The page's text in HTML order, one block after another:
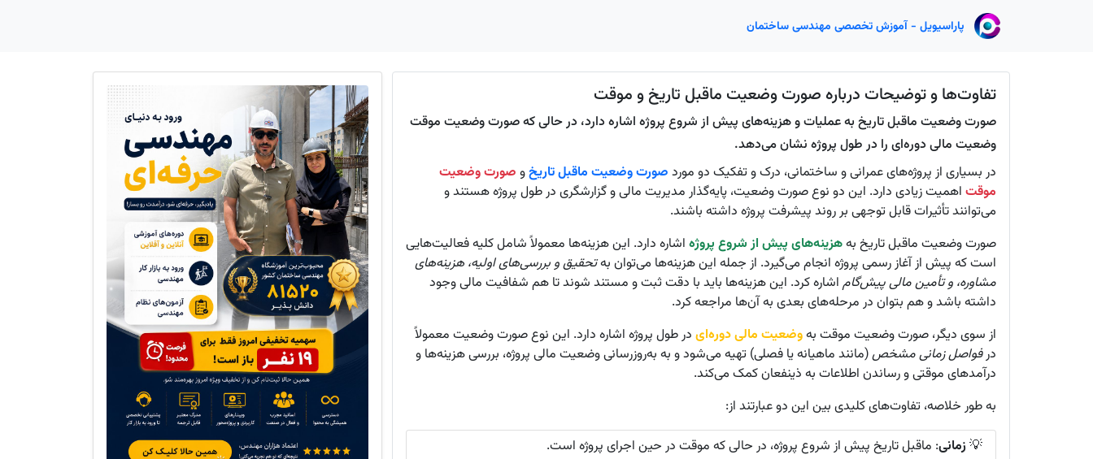
پاراسیویل - آموزش تخصصی مهندسی ساختمان
تفاوت‌ها و توضیحات درباره صورت وضعیت ماقبل تاریخ و موقت
صورت وضعیت ماقبل تاریخ به عملیات و هزینه‌های پیش از شروع پروژه اشاره دارد، در حالی که صورت وضعیت موقت
وضعیت مالی دوره‌ای را در طول پروژه نشان می‌دهد.
در بسیاری از پروژه‌های عمرانی و ساختمانی، درک و تفکیک دو مورد صورت وضعیت ماقبل تاریخو صورت وضعیت
موقت اهمیت زیادی دارد. این دو نوع صورت وضعیت، پایه‌گذار مدیریت مالی و گزارشگری در طول پروژه هستند و
می‌توانند تأثیرات قابل توجهی بر روند پیشرفت پروژه داشته باشند.
صورت وضعیت ماقبل تاریخ بههزینه‌های پیش از شروع پروژه اشاره دارد. این هزینه‌ها معمولاً شامل کلیه فعالیت‌هایی
است که پیش از آغاز رسمی پروژه انجام می‌گیرد. از جمله این هزینه‌ها می‌توان بهتحقیق و بررسی‌های اولیه، هزینه‌های
مشاوره، و تأمین مالی پیش‌گام اشاره کرد. این هزینه‌ها باید با دقت ثبت و مستند شوند تا هم شفافیت مالی وجود
داشته باشد و هم بتوان در مرحله‌های بعدی به آن‌ها مراجعه کرد.
از سوی دیگر، صورت وضعیت موقت بهوضعیت مالی دوره‌ای در طول پروژه اشاره دارد. این نوع صورت وضعیت معمولاً
درفواصل زمانی مشخص(مانند ماهیانه یا فصلی) تهیه می‌شود و به به‌روزرسانی وضعیت مالی پروژه، بررسی هزینه‌ها و
درآمدهای موقتی و رساندن اطلاعات به ذینفعان کمک می‌کند.
به طور خلاصه، تفاوت‌های کلیدی بین این دو عبارتند از:
💡زمانی: ماقبل تاریخ پیش از شروع پروژه، در حالی که موقت در حین اجرای پروژه است.